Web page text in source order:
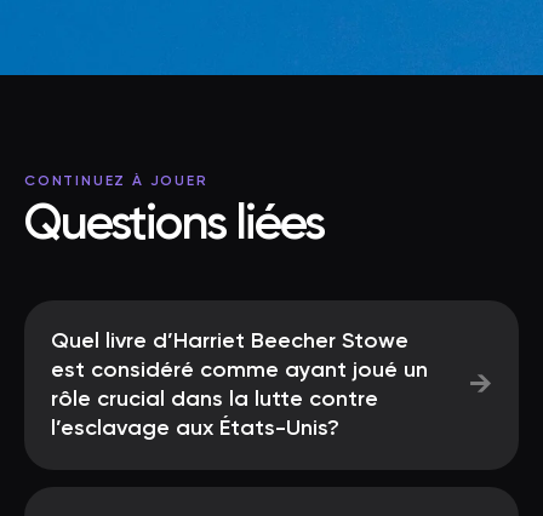
CONTINUEZ À JOUER
Questions liées
Quel livre d’Harriet Beecher Stowe
est considéré comme ayant joué un
rôle crucial dans la lutte contre
l’esclavage aux États-Unis?
→